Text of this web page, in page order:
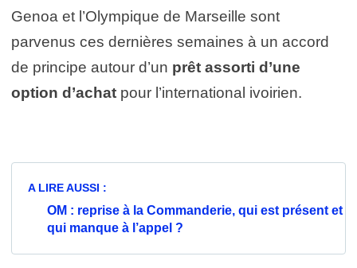
Genoa et l’Olympique de Marseille sont
parvenus ces dernières semaines à un accord
de principe autour d’un prêt assorti d’une
option d’achat pour l’international ivoirien.
A LIRE AUSSI :
OM : reprise à la Commanderie, qui est présent et
qui manque à l’appel ?